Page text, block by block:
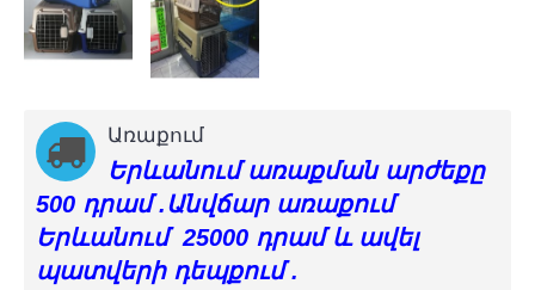
Առաքում
Երևանում առաքման արժեքը
500 դրամ .Անվճար առաքում
Երևանում 25000 դրամ և ավել
պատվերի դեպքում .